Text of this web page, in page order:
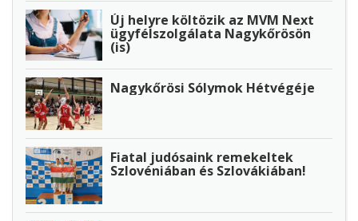
Új helyre költözik az MVM Next
ügyfélszolgálata Nagykőrösön
(is)
Nagykőrösi Sólymok Hétvégéje
Fiatal judósaink remekeltek
Szlovéniában és Szlovákiában!